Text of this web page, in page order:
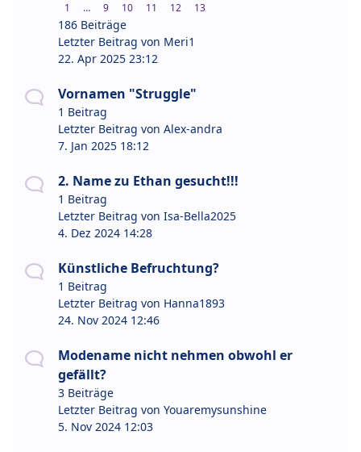
1 … 9 10 11 12 13
186 Beiträge
Letzter Beitrag von Meri1
22. Apr 2025 23:12
Vornamen "Struggle"
1 Beitrag
Letzter Beitrag von Alex-andra
7. Jan 2025 18:12
2. Name zu Ethan gesucht!!!
1 Beitrag
Letzter Beitrag von Isa-Bella2025
4. Dez 2024 14:28
Künstliche Befruchtung?
1 Beitrag
Letzter Beitrag von Hanna1893
24. Nov 2024 12:46
Modename nicht nehmen obwohl er
gefällt?
3 Beiträge
Letzter Beitrag von Youaremysunshine
5. Nov 2024 12:03